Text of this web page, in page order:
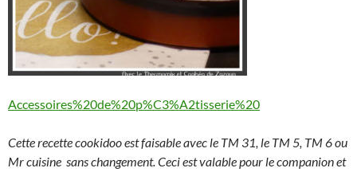
Accessoires%20de%20p%C3%A2tisserie%20
Cette recette cookidoo est faisable avec le TM 31, le TM 5, TM 6 ou
Mr cuisine sans changement. Ceci est valable pour le companion et